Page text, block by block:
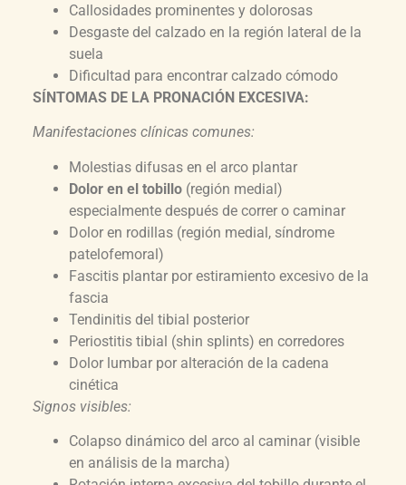
Callosidades prominentes y dolorosas
Desgaste del calzado en la región lateral de la
suela
Dificultad para encontrar calzado cómodo
SÍNTOMAS DE LA PRONACIÓN EXCESIVA:
Manifestaciones clínicas comunes:
Molestias difusas en el arco plantar
Dolor en el tobillo(región medial)
especialmente después de correr o caminar
Dolor en rodillas (región medial, síndrome
patelofemoral)
Fascitis plantar por estiramiento excesivo de la
fascia
Tendinitis del tibial posterior
Periostitis tibial (shin splints) en corredores
Dolor lumbar por alteración de la cadena
cinética
Signos visibles:
Colapso dinámico del arco al caminar (visible
en análisis de la marcha)